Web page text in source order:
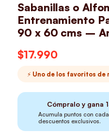
Sabanillas o
Entrenamiento
90 x 60 cms –
$17.990
⚡ Uno de los favoritos
Cómpralo y gana
Acumula puntos con
descuentos exclusivos.